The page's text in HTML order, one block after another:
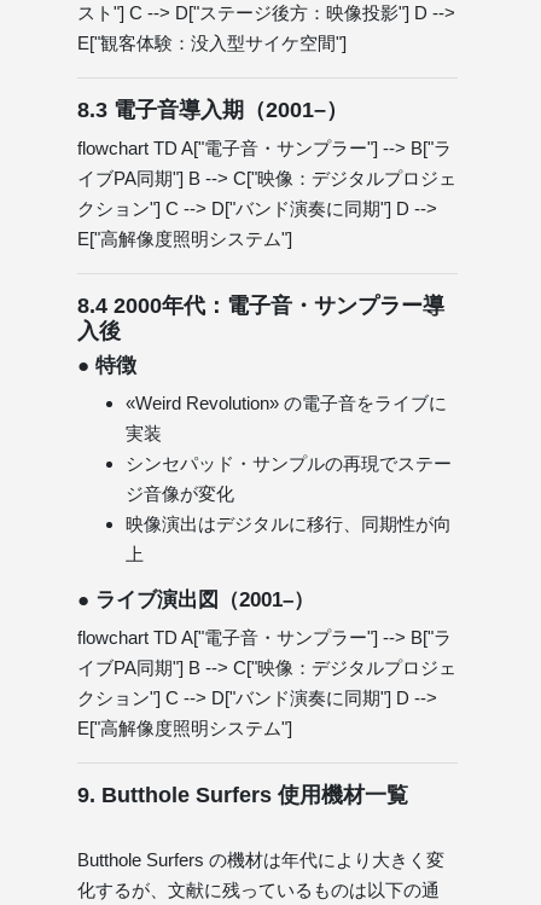
スト"] C --> D["ステージ後方：映像投影"] D -->
E["観客体験：没入型サイケ空間"]
8.3 電子音導入期（2001–）
flowchart TD A["電子音・サンプラー"] --> B["ラ
イブPA同期"] B --> C["映像：デジタルプロジェ
クション"] C --> D["バンド演奏に同期"] D -->
E["高解像度照明システム"]
8.4 2000年代：電子音・サンプラー導
入後
● 特徴
«Weird Revolution» の電子音をライブに
実装
シンセパッド・サンプルの再現でステー
ジ音像が変化
映像演出はデジタルに移行、同期性が向
上
● ライブ演出図（2001–）
flowchart TD A["電子音・サンプラー"] --> B["ラ
イブPA同期"] B --> C["映像：デジタルプロジェ
クション"] C --> D["バンド演奏に同期"] D -->
E["高解像度照明システム"]
9. Butthole Surfers 使用機材一覧
Butthole Surfers の機材は年代により大きく変
化するが、文献に残っているものは以下の通